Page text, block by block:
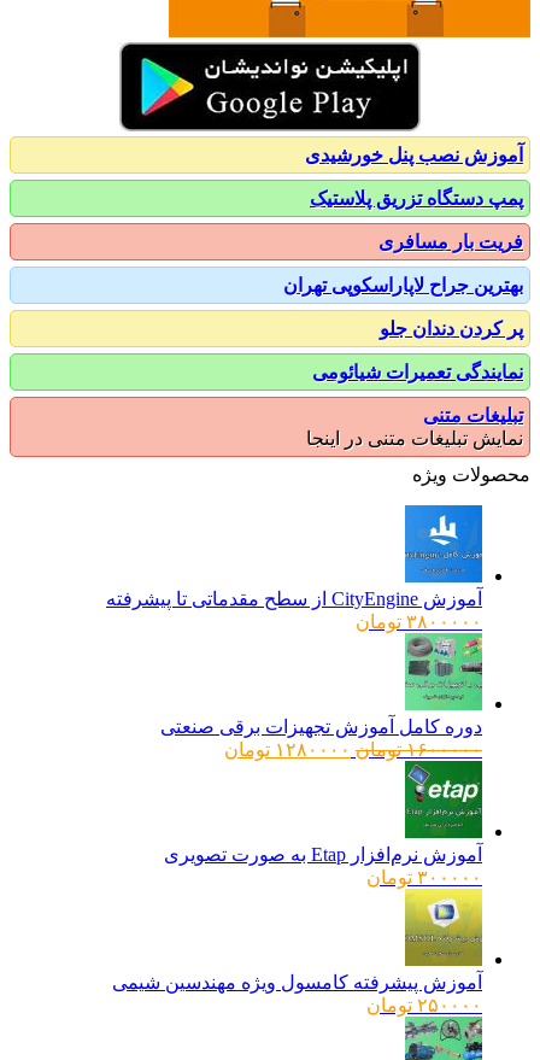
نصب پنل خورشیدی
دستگاه تزریق پلاستیک
بار مسافری
جراح لاپاراسکوپی تهران
دندان جلو
تعمیرات شیائومی
متنی
تبلیغات متنی در اینجا
ویژه
آموزش CityEngine از سطح مقدماتی تا پیشرفته
۳۸۰۰۰۰۰ تومان
دوره کامل آموزش تجهیزات برقی صنعتی
۱۶۰۰۰۰۰ تومانقیمت
۱۲۸۰۰۰۰ تومانقیمت
آموزش نرم‌افزار Etap به صورت تصویری
۳۰۰۰۰۰ تومان
آموزش پیشرفته کامسول ویژه مهندسین شیمی
۲۵۰۰۰۰ تومان